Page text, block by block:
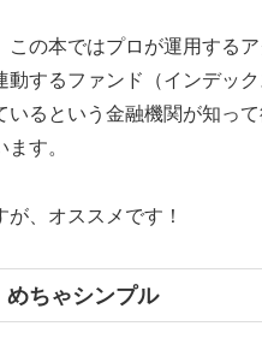
この本ではプロが運用する
動するファンド（インデッ
いるという金融機関が知っ
す。
、オススメです！
めちゃシンプル